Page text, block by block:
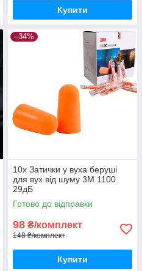
Купити
–34%
10x Затички у вуха беруші
для вух від шуму 3M 1100
29дБ
Готово до відправки
98 ₴/комплект
148 ₴/комплект
Купити